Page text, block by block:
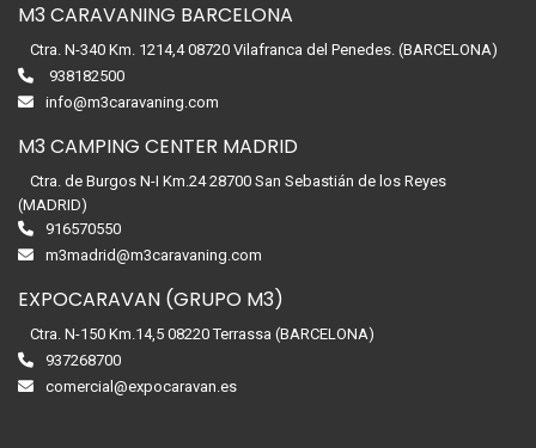
M3 CARAVANING BARCELONA
Ctra. N-340 Km. 1214,4 08720 Vilafranca del Penedes. (BARCELONA)
938182500
info@m3caravaning.com
M3 CAMPING CENTER MADRID
Ctra. de Burgos N-I Km.24 28700 San Sebastián de los Reyes
(MADRID)
916570550
m3madrid@m3caravaning.com
EXPOCARAVAN (GRUPO M3)
Ctra. N-150 Km.14,5 08220 Terrassa (BARCELONA)
937268700
comercial@expocaravan.es